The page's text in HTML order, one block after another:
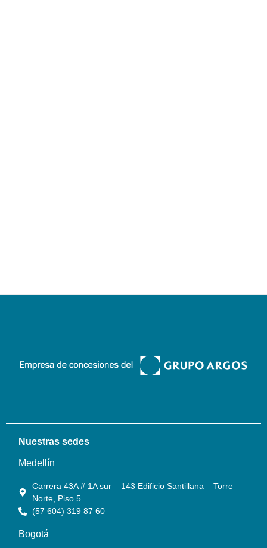
Nuestras sedes
Medellín
Carrera 43A # 1A sur – 143 Edificio Santillana – Torre
Norte, Piso 5
(57 604) 319 87 60
Bogotá